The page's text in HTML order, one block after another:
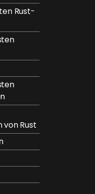
Rust-
von Rust